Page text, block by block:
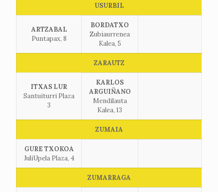
USURBIL
ARTZABAL
Puntapax, 8
BORDATXO
Zubiaurrenea
Kalea, 5
ZARAUTZ
ITXAS LUR
Santuiturri Plaza
3
KARLOS
ARGUIÑANO
Mendilauta
Kalea, 13
ZUMAIA
GURE TXOKOA
JuliUpela Plaza, 4
ZUMARRAGA